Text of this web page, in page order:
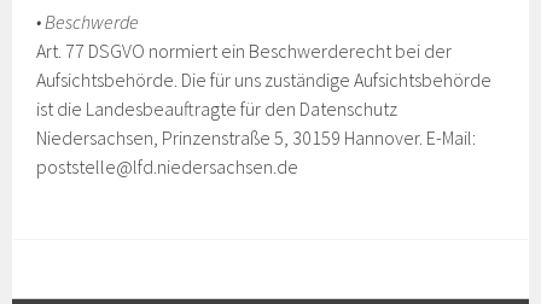
• Beschwerde
Art. 77 DSGVO normiert ein Beschwerderecht bei der
Aufsichtsbehörde. Die für uns zuständige Aufsichtsbehörde
ist die Landesbeauftragte für den Datenschutz
Niedersachsen, Prinzenstraße 5, 30159 Hannover. E-Mail:
poststelle@lfd.niedersachsen.de